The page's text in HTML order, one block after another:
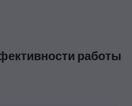
работы